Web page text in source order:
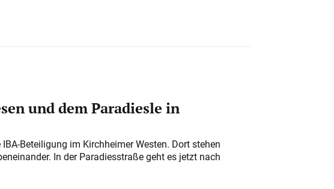
und dem Paradiesle in
Beteiligung im Kirchheimer Westen. Dort stehen
In der Paradiesstraße geht es jetzt nach